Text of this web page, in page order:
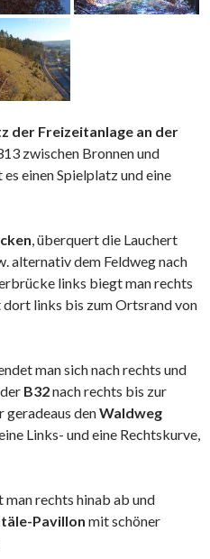
der Freizeitanlage an der
zwischen Bronnen und
einen Spielplatz und eine
, überquert die Lauchert
alternativ dem Feldweg nach
links biegt man rechts
links bis zum Ortsrand von
man sich nach rechts und
B32nach rechts bis zur
geradeaus denWaldweg
Links- und eine Rechtskurve,
rechts hinab ab und
Pavillon mit schöner